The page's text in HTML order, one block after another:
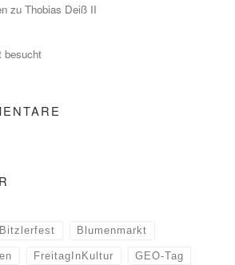
zu Thobias Deiß II
besucht
Bitzlerfest Blumenmarkt
FreitagInKultur GEO-Tag